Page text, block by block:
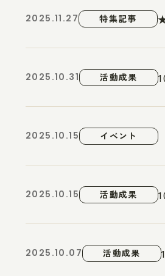
2025.11.27 特集記事
2025.10.31 活動成果
2025.10.15 イベント
2025.10.15 活動成果
2025.10.07 活動成果